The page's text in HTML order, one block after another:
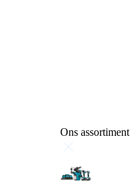
Ons assortiment